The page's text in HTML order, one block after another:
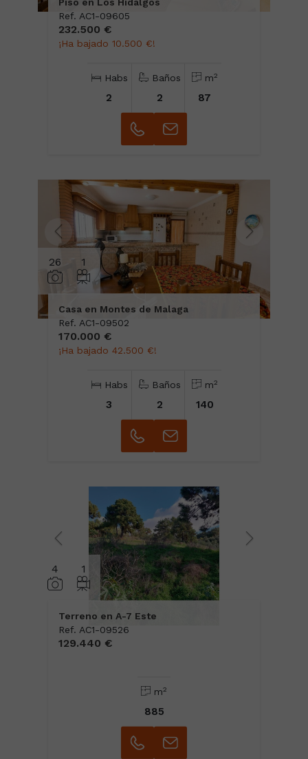
Piso en Los Hidalgos
Ref. AC1-09605
232.500 €
¡Ha bajado 10.500 €!
Habs
2
Baños
2
m2
87
26 1
Casa en Montes de Malaga
Ref. AC1-09502
170.000 €
¡Ha bajado 42.500 €!
Habs
3
Baños
2
m2
140
4 1
Terreno en A-7 Este
Ref. AC1-09526
129.440 €
m2
885